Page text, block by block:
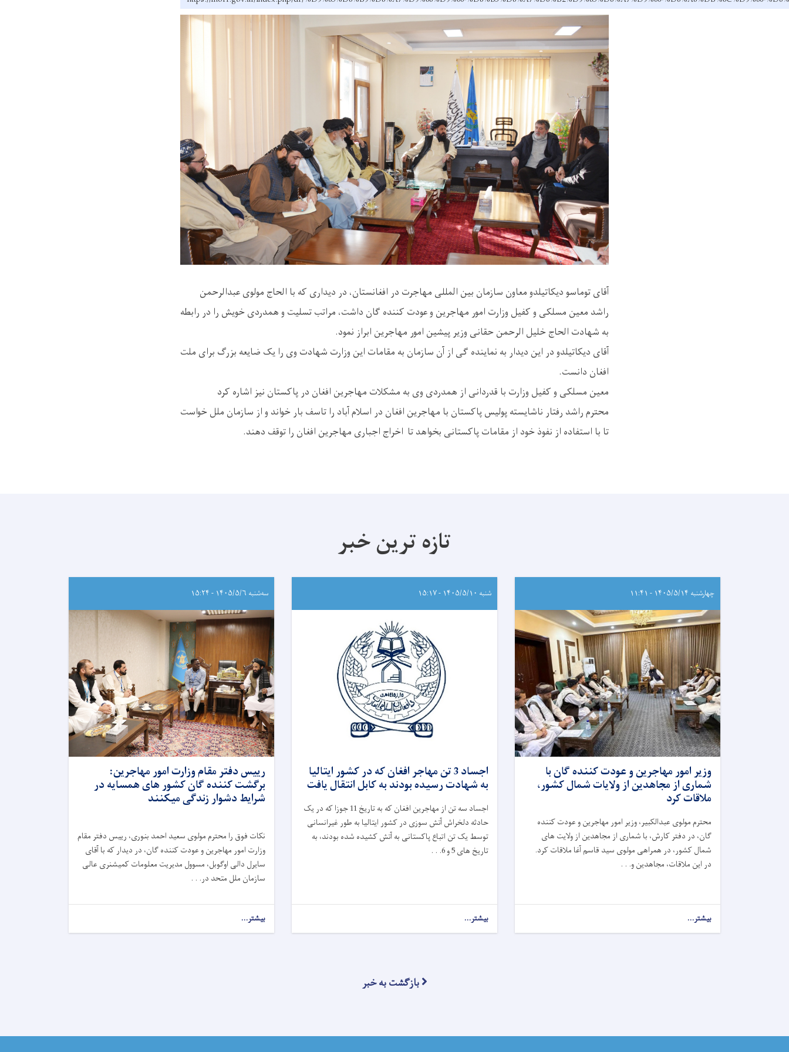
آقای توماسو دیکاتیلدو معاون سازمان بین المللی مهاجرت در افغانستان، در دیداری که با الحاج مولوی عبدالرحمن
راشد معین مسلکی و کفیل وزارت امور مهاجرین و عودت کننده گان داشت، مراتب تسلیت و همدردی خویش را در رابطه
به شهادت الحاج خلیل الرحمن حقانی وزیر پیشین امور مهاجرین ابراز نمود.
آقای دیکاتیلدو در این دیدار به نماینده گی از آن سازمان به مقامات این وزارت شهادت وی را یک ضایعه بزرگ برای ملت
افغان دانست.
معین مسلکی و کفیل وزارت با قدردانی از همدردی وی به مشکلات مهاجرین افغان در پاکستان نیز اشاره کرد
محترم راشد رفتار ناشایسته پولیس پاکستان با مهاجرین افغان در اسلام آباد را تاسف بار خواند و از سازمان ملل خواست
تا با استفاده از نفوذ خود از مقامات پاکستانی بخواهد تا اخراج اجباری مهاجرین افغان را توقف دهند.
تازه ترین خبر
چهارشنبه ۱۴۰۵/۵/۱۴ - ۱۱:۴۱
وزیر امور مهاجرین و عودت کننده گان با
شماری از مجاهدین از ولایات شمال کشور،
ملاقات کرد
محترم مولوی عبدالکبیر، وزیر امور مهاجرین و عودت کننده
گان، در دفتر کارش، با شماری از مجاهدین از ولایت ‌های
شمال کشور، در همراهی مولوی سید قاسم آغا ملاقات کرد.
در این ملاقات، مجاهدین و. . .
بیشتر...
شنبه ۱۴۰۵/۵/۱۰ - ۱۵:۱۷
اجساد 3 تن مهاجر افغان که در کشور ایتالیا
به شهادت رسیده بودند به کابل انتقال یافت
اجساد سه تن از مهاجرین افغان که به تاریخ 11 جوزا که در یک
حادثه دلخراش آتش‌ سوزی در کشور ایتالیا به طور غیرانسانی
توسط یک تن اتباع پاکستانی به آتش کشیده شده بودند، به
تاریخ های 5 و 6. . .
بیشتر...
سه‌شنبه ۱۴۰۵/۵/۶ - ۱۵:۲۴
رییس دفتر مقام وزارت امور مهاجرین:
برگشت کننده گان کشور های همسایه در
شرایط دشوار زندگی میکنند
نکات فوق را محترم مولوی سعید احمد بنوری، رییس دفتر مقام
وزارت امور مهاجرین و عودت کننده گان، در دیدار که با آقای
سایرل دالی اوگوبل، مسوول مدیریت معلومات کمیشنری عالی
سازمان ملل متحد در. . .
بیشتر...
بازگشت به خبر